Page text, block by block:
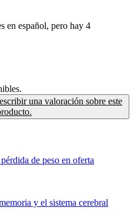
en español, pero hay 4
una valoración sobre este
de peso en oferta
y el sistema cerebral